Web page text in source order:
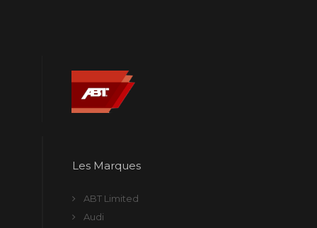
Les Marques
ABT Limited
Audi